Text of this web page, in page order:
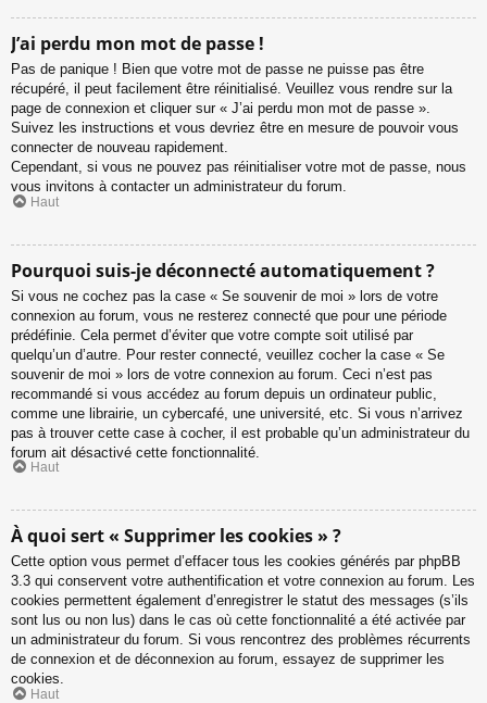
J’ai perdu mon mot de passe !
Pas de panique ! Bien que votre mot de passe ne puisse pas être
récupéré, il peut facilement être réinitialisé. Veuillez vous rendre sur la
page de connexion et cliquer sur « J’ai perdu mon mot de passe ».
Suivez les instructions et vous devriez être en mesure de pouvoir vous
connecter de nouveau rapidement.
Cependant, si vous ne pouvez pas réinitialiser votre mot de passe, nous
vous invitons à contacter un administrateur du forum.
Haut
Pourquoi suis-je déconnecté automatiquement ?
Si vous ne cochez pas la case « Se souvenir de moi » lors de votre
connexion au forum, vous ne resterez connecté que pour une période
prédéfinie. Cela permet d’éviter que votre compte soit utilisé par
quelqu’un d’autre. Pour rester connecté, veuillez cocher la case « Se
souvenir de moi » lors de votre connexion au forum. Ceci n’est pas
recommandé si vous accédez au forum depuis un ordinateur public,
comme une librairie, un cybercafé, une université, etc. Si vous n’arrivez
pas à trouver cette case à cocher, il est probable qu’un administrateur du
forum ait désactivé cette fonctionnalité.
Haut
À quoi sert « Supprimer les cookies » ?
Cette option vous permet d’effacer tous les cookies générés par phpBB
3.3 qui conservent votre authentification et votre connexion au forum. Les
cookies permettent également d’enregistrer le statut des messages (s’ils
sont lus ou non lus) dans le cas où cette fonctionnalité a été activée par
un administrateur du forum. Si vous rencontrez des problèmes récurrents
de connexion et de déconnexion au forum, essayez de supprimer les
cookies.
Haut